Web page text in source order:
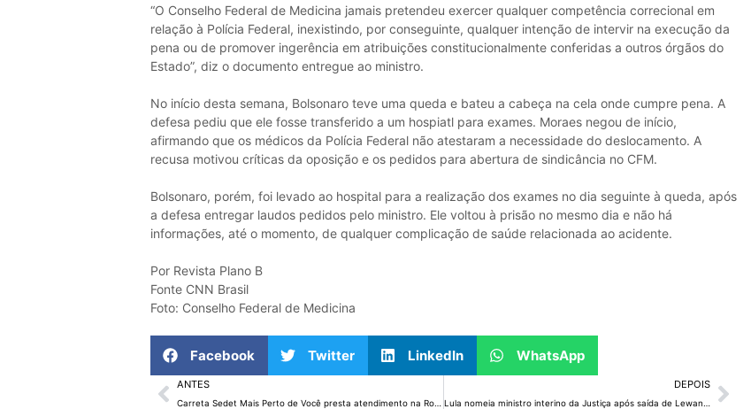
“O Conselho Federal de Medicina jamais pretendeu exercer qualquer competência correcional em
relação à Polícia Federal, inexistindo, por conseguinte, qualquer intenção de intervir na execução da
pena ou de promover ingerência em atribuições constitucionalmente conferidas a outros órgãos do
Estado”, diz o documento entregue ao ministro.
No início desta semana, Bolsonaro teve uma queda e bateu a cabeça na cela onde cumpre pena. A
defesa pediu que ele fosse transferido a um hospiatl para exames. Moraes negou de início,
afirmando que os médicos da Polícia Federal não atestaram a necessidade do deslocamento. A
recusa motivou críticas da oposição e os pedidos para abertura de sindicância no CFM.
Bolsonaro, porém, foi levado ao hospital para a realização dos exames no dia seguinte à queda, após
a defesa entregar laudos pedidos pelo ministro. Ele voltou à prisão no mesmo dia e não há
informações, até o momento, de qualquer complicação de saúde relacionada ao acidente.
Por Revista Plano B
Fonte CNN Brasil
Foto: Conselho Federal de Medicina
Facebook Twitter LinkedIn WhatsApp
ANTES
Carreta Sedet Mais Perto de Você presta atendimento na Rodoviária do Plano Piloto
DEPOIS